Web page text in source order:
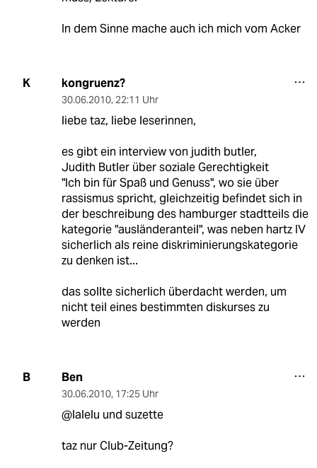
In dem Sinne mache auch ich mich vom Acker
K kongruenz?
30.06.2010, 22:11 Uhr
liebe taz, liebe leserinnen,
es gibt ein interview von judith butler,
Judith Butler über soziale Gerechtigkeit
"Ich bin für Spaß und Genuss", wo sie über
rassismus spricht, gleichzeitig befindet sich in
der beschreibung des hamburger stadtteils die
kategorie "ausländeranteil", was neben hartz IV
sicherlich als reine diskriminierungskategorie
zu denken ist...
das sollte sicherlich überdacht werden, um
nicht teil eines bestimmten diskurses zu
werden
B Ben
30.06.2010, 17:25 Uhr
@lalelu und suzette
taz nur Club-Zeitung?